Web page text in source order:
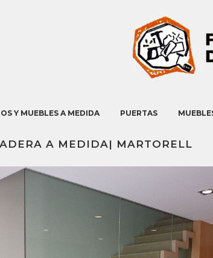
Y MUEBLES A MEDIDA PUERTAS
A MEDIDA| MARTORELL